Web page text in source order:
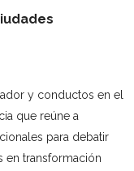
y conductos en el
que reúne a
para debatir
en transformación